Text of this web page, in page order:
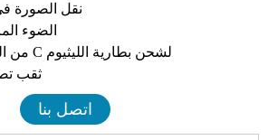
9. نقل الصورة
10. الضوء المرئي
11. واجهة USB من النوع C لشحن بطارية الليثيوم
12. 1/4
اتصل بنا